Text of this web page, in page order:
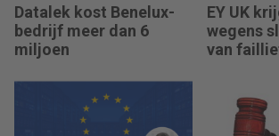
Datalek kost Benelux-
bedrijf meer dan 6
miljoen
EY UK
wegens
van